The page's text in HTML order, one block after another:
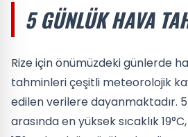
5 GÜNLÜK HAVA
Rize için önümüzdeki günlerde
tahminleri çeşitli meteorolojik
edilen verilere dayanmaktadır.
arasında en yüksek sıcaklık